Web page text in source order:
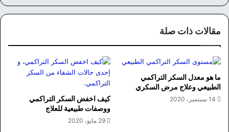
وك
مقالات ذات صلة
ما هو معدل السكر التراكمي
الطبيعي وعلاج مرض السكري
14 سبتمبر، 2020
كيف اخفض السكر التراكمي
ووصفات طبيعية للعلاج
29 مايو، 2020